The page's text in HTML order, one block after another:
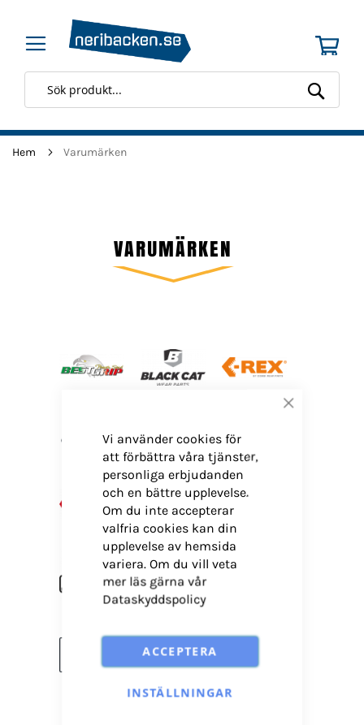
Stäng
Vi använder cookies för
att förbättra våra tjänster,
personliga erbjudanden
och en bättre upplevelse.
Om du inte accepterar
valfria cookies kan din
upplevelse av hemsida
variera. Om du vill veta
mer läs gärna vår
Dataskyddspolicy
ACCEPTERA
INSTÄLLNINGAR
Min
Hem Varumärken
VARUMÄRKEN